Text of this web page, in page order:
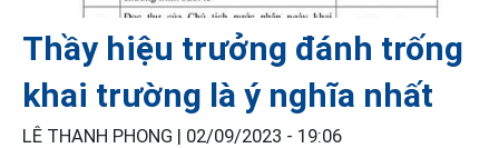
Thầy hiệu trưởng đánh trống
khai trường là ý nghĩa nhất
LÊ THANH PHONG | 02/09/2023 - 19:06